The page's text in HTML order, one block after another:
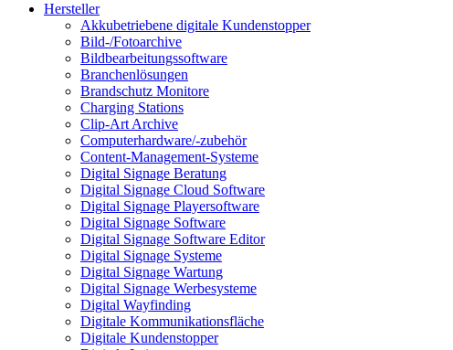
Hersteller
Akkubetriebene digitale Kundenstopper
Bild-/Fotoarchive
Bildbearbeitungssoftware
Branchenlösungen
Brandschutz Monitore
Charging Stations
Clip-Art Archive
Computerhardware/-zubehör
Content-Management-Systeme
Digital Signage Beratung
Digital Signage Cloud Software
Digital Signage Playersoftware
Digital Signage Software
Digital Signage Software Editor
Digital Signage Systeme
Digital Signage Wartung
Digital Signage Werbesysteme
Digital Wayfinding
Digitale Kommunikationsfläche
Digitale Kundenstopper